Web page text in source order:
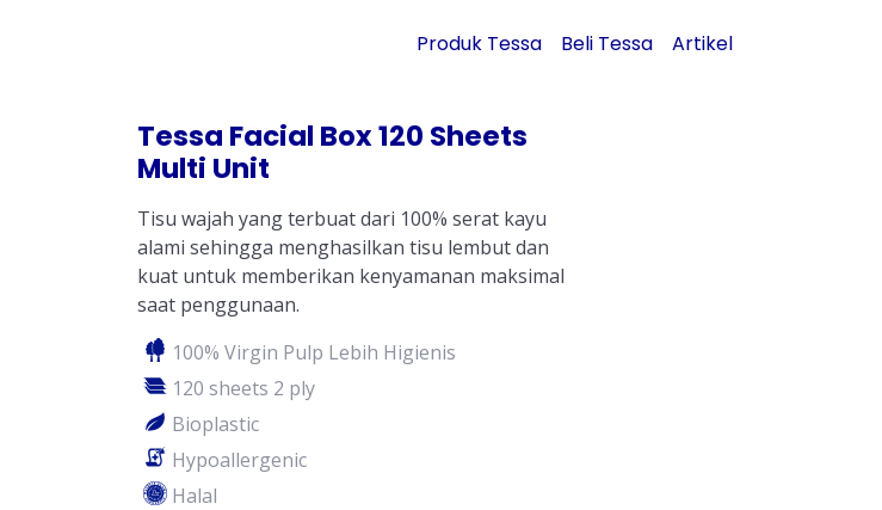
Produk Tessa Beli Tessa Artikel
Tessa Facial Box 120 Sheets
Multi Unit
Tisu wajah yang terbuat dari 100% serat kayu
alami sehingga menghasilkan tisu lembut dan
kuat untuk memberikan kenyamanan maksimal
saat penggunaan.
100% Virgin Pulp Lebih Higienis
120 sheets 2 ply
Bioplastic
Hypoallergenic
Halal